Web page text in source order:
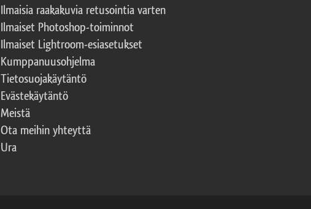
Ilmaisia raakakuvia retusointia varten
Ilmaiset Photoshop-toiminnot
Ilmaiset Lightroom-esiasetukset
Kumppanuusohjelma
Tietosuojakäytäntö
Evästekäytäntö
Meistä
Ota meihin yhteyttä
Ura